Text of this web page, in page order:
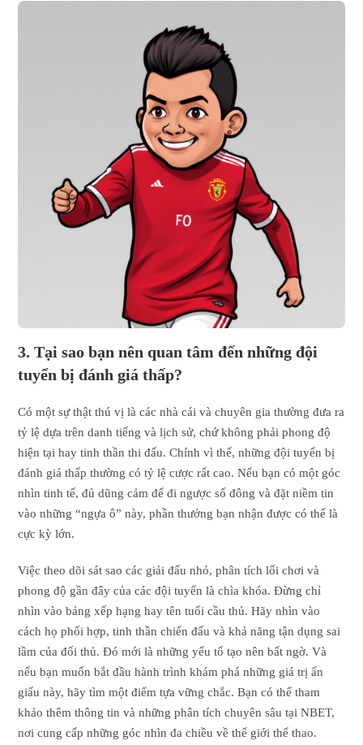
3. Tại sao bạn nên quan tâm đến những đội
tuyển bị đánh giá thấp?
Có một sự thật thú vị là các nhà cái và chuyên gia thường đưa ra
tỷ lệ dựa trên danh tiếng và lịch sử, chứ không phải phong độ
hiện tại hay tinh thần thi đấu. Chính vì thế, những đội tuyển bị
đánh giá thấp thường có tỷ lệ cược rất cao. Nếu bạn có một góc
nhìn tinh tế, đủ dũng cảm để đi ngược số đông và đặt niềm tin
vào những “ngựa ô” này, phần thưởng bạn nhận được có thể là
cực kỳ lớn.
Việc theo dõi sát sao các giải đấu nhỏ, phân tích lối chơi và
phong độ gần đây của các đội tuyển là chìa khóa. Đừng chỉ
nhìn vào bảng xếp hạng hay tên tuổi cầu thủ. Hãy nhìn vào
cách họ phối hợp, tinh thần chiến đấu và khả năng tận dụng sai
lầm của đối thủ. Đó mới là những yếu tố tạo nên bất ngờ. Và
nếu bạn muốn bắt đầu hành trình khám phá những giá trị ẩn
giấu này, hãy tìm một điểm tựa vững chắc. Bạn có thể tham
khảo thêm thông tin và những phân tích chuyên sâu tại NBET,
nơi cung cấp những góc nhìn đa chiều về thế giới thể thao.